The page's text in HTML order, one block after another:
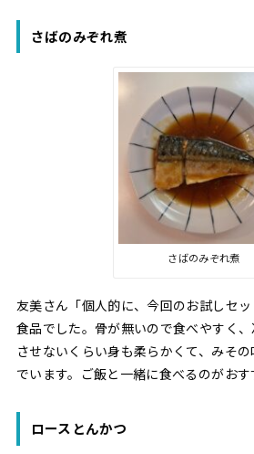
さばのみぞれ煮
さばのみぞれ煮
友美さん「個人的に、今回のお試しセ
食品でした。骨が無いので食べやすく
させないくらい身も柔らかくて、みそ
でいます。ご飯と一緒に食べるのがおす
ロースとんかつ